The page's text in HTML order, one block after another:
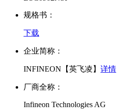
规格书：
下载
企业简称：
INFINEON【英飞凌】 详情
厂商全称：
Infineon Technologies AG